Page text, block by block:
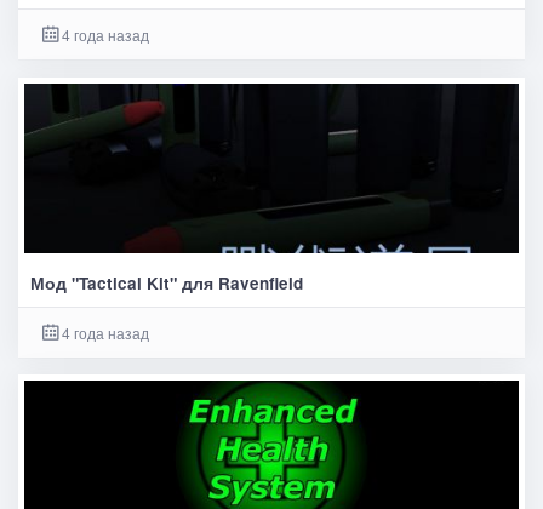
4 года назад
Мод "Tactical Kit" для Ravenfield
4 года назад